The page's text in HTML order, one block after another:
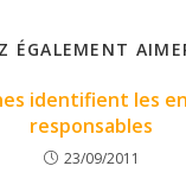
ÉGALEMENT
identifient les
responsables
23/09/2011